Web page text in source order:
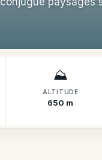
⛰️
ALTITUDE
650 m